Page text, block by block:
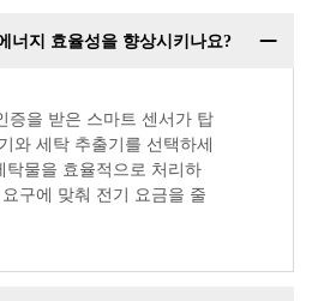
너지 효율성을 향상시키나요?
증을 받은 스마트 센서가 탑
와 세탁 추출기를 선택하세
탁물을 효율적으로 처리하
구에 맞춰 전기 요금을 줄